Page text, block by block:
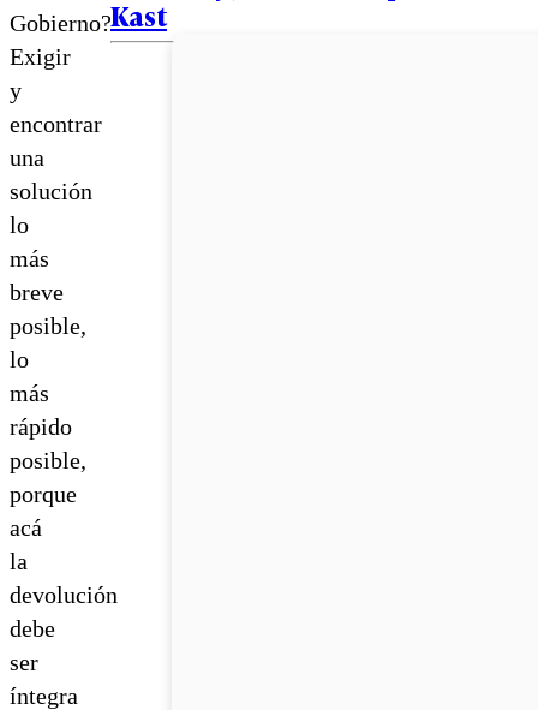
Gobierno?
Exigir
y
encontrar
una
solución
lo
más
breve
posible,
lo
más
rápido
posible,
porque
acá
la
devolución
debe
ser
íntegra
Kast